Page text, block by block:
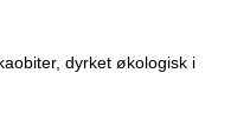
dyrket økologisk i